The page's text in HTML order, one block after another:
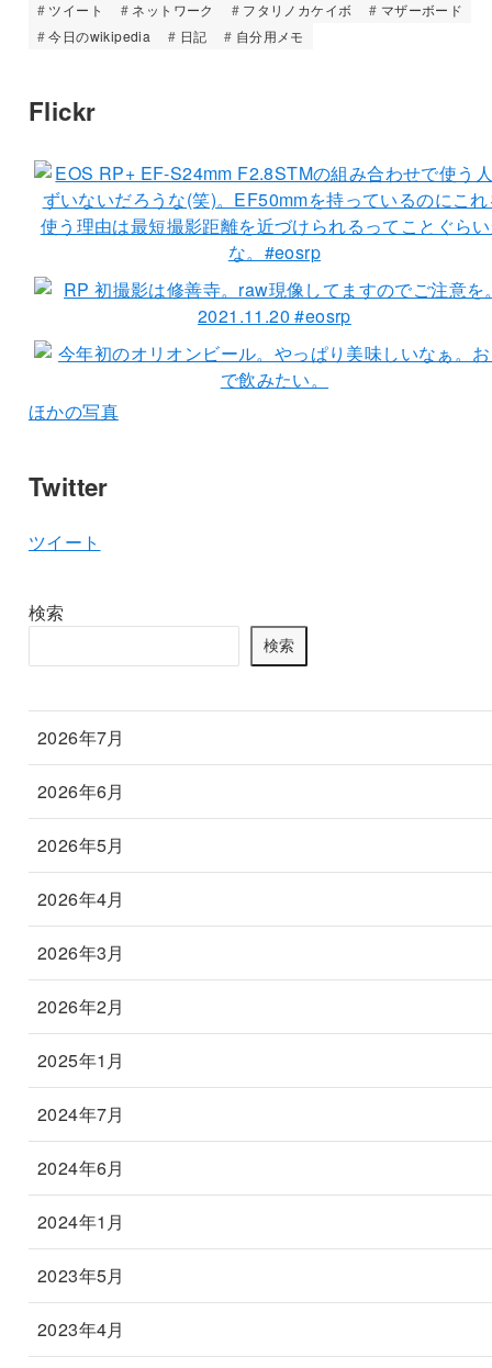
ツイート ネットワーク フタリノカケイボ
マザーボード
今日のwikipedia
日記 自分用メモ
Flickr
ほかの写真
Twitter
ツイート
検索
検索
2026年7月
2026年6月
2026年5月
2026年4月
2026年3月
2026年2月
2025年1月
2024年7月
2024年6月
2024年1月
2023年5月
2023年4月